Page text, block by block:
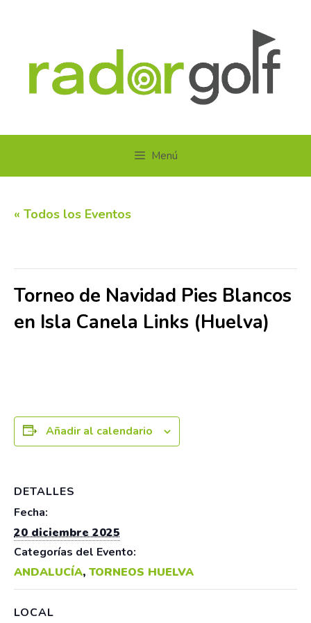
Menú
« Todos los Eventos
Torneo de Navidad Pies Blancos
en Isla Canela Links (Huelva)
Añadir al calendario
DETALLES
Fecha:
20 diciembre 2025
Categorías del Evento:
ANDALUCÍA, TORNEOS HUELVA
LOCAL